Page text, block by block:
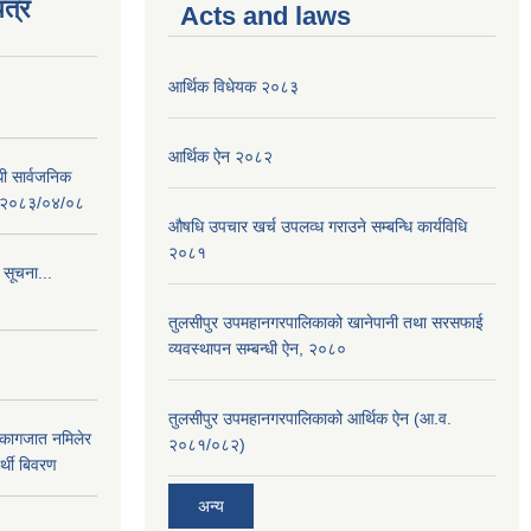
सार्वजनिक
२०८३/०४/०८
नमिलेर
बिवरण
Acts and laws
आर्थिक विधेयक २०८३
आर्थिक ऐन २०८२
औषधि उपचार खर्च उपलव्ध गराउने सम्बन्धि कार्यविधि
२०८१
तुलसीपुर उपमहानगरपालिकाको खानेपानी तथा सरसफाई
व्यवस्थापन सम्बन्धी ऐन, २०८०
तुलसीपुर उपमहानगरपालिकाको आर्थिक ऐन (आ.व.
२०८१/०८२)
अन्य